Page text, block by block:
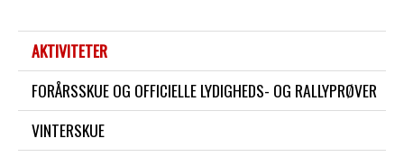
AKTIVITETER
FORÅRSSKUE OG OFFICIELLE LYDIGHEDS- OG RALLYPRØVER
VINTERSKUE